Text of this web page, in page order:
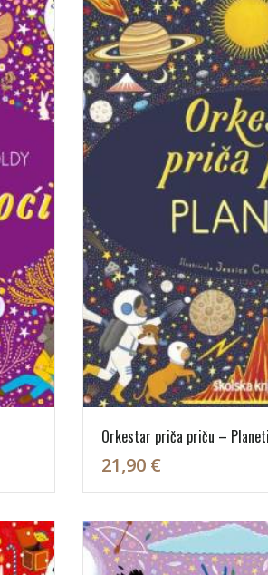
Orkestar priča priču – Planeti
21,90 €